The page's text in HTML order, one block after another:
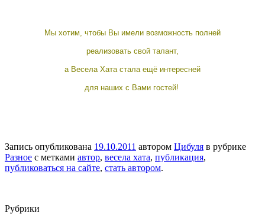
Мы хотим, чтобы Вы имели возможность полней
реализовать свой талант,
а Весела Хата стала ещё интересней
для наших с Вами гостей!
Запись опубликована 19.10.2011 автором Цибуля в рубрике
Разное с метками автор, весела хата, публикация,
публиковаться на сайте, стать автором.
Рубрики